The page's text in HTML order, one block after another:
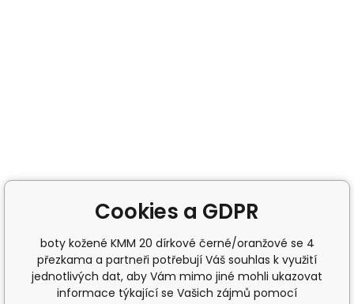
Cookies a GDPR
boty kožené KMM 20 dírkové černé/oranžové se 4
přezkama a partneři potřebují Váš souhlas k využití
jednotlivých dat, aby Vám mimo jiné mohli ukazovat
informace týkající se Vašich zájmů pomocí